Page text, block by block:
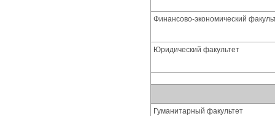
Финансово-экономический
Юридический факультет
Гуманитарный факультет